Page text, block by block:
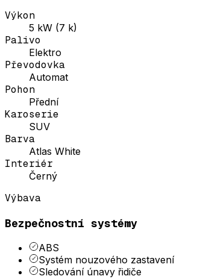
Výkon
5 kW (7 k)
Palivo
Elektro
Převodovka
Automat
Pohon
Přední
Karoserie
SUV
Barva
Atlas White
Interiér
Černý
Výbava
Bezpečnostní systémy
ABS
Systém nouzového zastavení
Sledování únavy řidiče